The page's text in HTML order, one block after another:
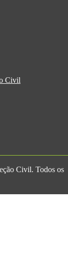
Civil
Civil. Todos os